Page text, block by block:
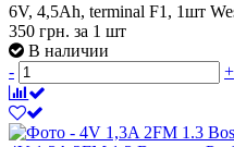
6V, 4,5Ah, terminal F1, 1шт
350 грн. за 1 шт
В наличии
-
+